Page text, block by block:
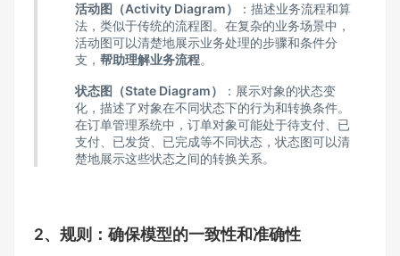
活动图（Activity Diagram）
：描述业务流程和算
法，类似于传统的流程图。在复杂的业务场景中，
活动图可以清楚地展示业务处理的步骤和条件分
支， 帮助理解业务流程。
状态图（State Diagram）
：展示对象的状态变
化，描述了对象在不同状态下的行为和转换条件。
在订单管理系统中，订单对象可能处于待支付、已
支付、已发货、已完成等不同状态，状态图可以清
楚地展示这些状态之间的转换关系。
2、规则：确保模型的一致性和准确性